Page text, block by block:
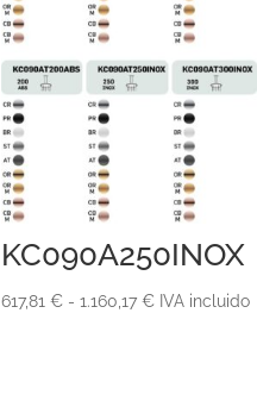
KC090A250INOX
617,81 € - 1.160,17 €Rango
IVA incluido